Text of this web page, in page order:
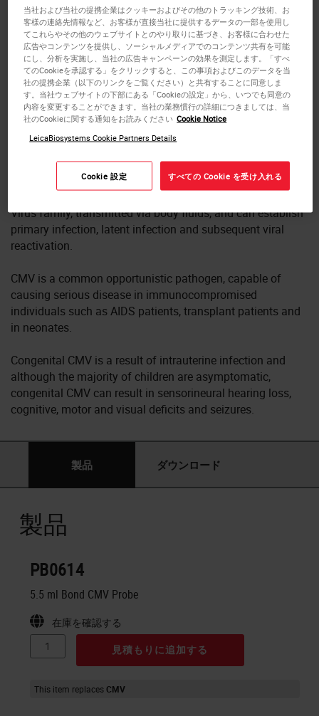
BOND CMV Probe
BOND ISH probes are provided in a ready-to-use format and
their use has been validated together with Leica ancillaries
and BOND Polymer Refine detection for quality you can
depend on. Turnaround time is rapid – around 4 hours 20
minutes using the standard BOND protocol, enabling the
rapid turnaround of results vs. typical overnight protocols
or outsourced testing, for improved patient care.
Cytomegalovirus CMV is a member of the Beta Herpes
Virus family, transmitted via body fluids, and can establish
primary infection, latent infection and subsequent viral
reactivation.
CMV is a common opportunistic pathogen, capable of
causing serious disease in immunocompromised
individuals such as AIDS patients, transplant patients and
in neonates.
Congenital CMV is a result of intrauterine infection and
although the majority of children are asymptomatic,
congenital CMV can result in sensorineural hearing loss,
cognitive, motor and visual deficits and seizures.
製品 ダウンロード
製品
PB0614
5.5 ml Bond CMV Probe
在庫を確認する
見積もりに追加する
This item replacesCMV
当社および当社の提携企業はクッキーおよびその他のトラッキング技術、お
客様の連絡先情報など、お客様が直接当社に提供するデータの一部を使用し
てこれらやその他のウェブサイトとのやり取りに基づき、お客様に合わせた
広告やコンテンツを提供し、ソーシャルメディアでのコンテンツ共有を可能
にし、分析を実施し、当社の広告キャンペーンの効果を測定します。「すべ
てのCookieを承認する」をクリックすると、この事項およびこのデータを当
社の提携企業（以下のリンクをご覧ください）と共有することに同意しま
す。当社ウェブサイトの下部にある「Cookieの設定」から、いつでも同意の
内容を変更することができます。当社の業務慣行の詳細につきましては、当
社のCookieに関する通知をお読みください Cookie Notice
LeicaBiosystems Cookie Partners Details
Cookie 設定 すべての Cookie を受け入れる